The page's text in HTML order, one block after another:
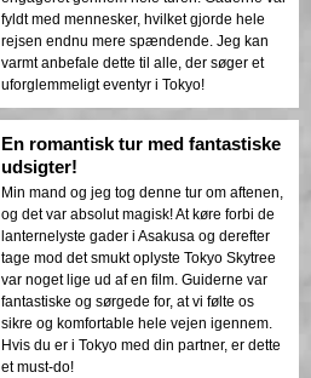
fyldt med mennesker, hvilket gjorde hele
rejsen endnu mere spændende. Jeg kan
varmt anbefale dette til alle, der søger et
uforglemmeligt eventyr i Tokyo!
En romantisk tur med fantastiske
udsigter!
Min mand og jeg tog denne tur om aftenen,
og det var absolut magisk! At køre forbi de
lanternelyste gader i Asakusa og derefter
tage mod det smukt oplyste Tokyo Skytree
var noget lige ud af en film. Guiderne var
fantastiske og sørgede for, at vi følte os
sikre og komfortable hele vejen igennem.
Hvis du er i Tokyo med din partner, er dette
et must-do!